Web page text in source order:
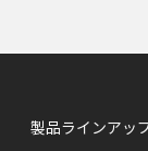
製品ラインアッ